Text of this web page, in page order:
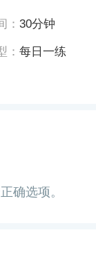
：30分钟
：每日一练
确选项。